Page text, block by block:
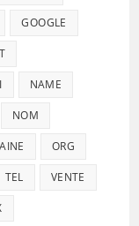
GOOGLE
NAME
NOM
ORG
TEL VENTE